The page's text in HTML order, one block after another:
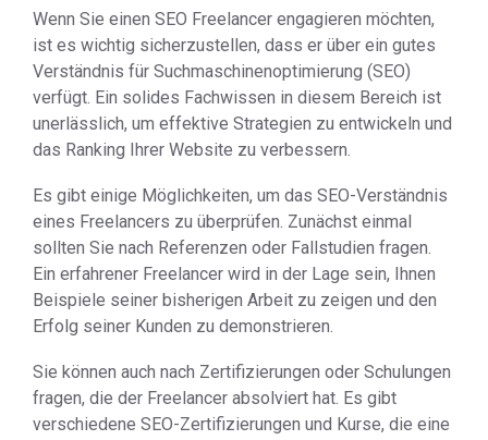
Wenn Sie einen SEO Freelancer engagieren möchten,
ist es wichtig sicherzustellen, dass er über ein gutes
Verständnis für Suchmaschinenoptimierung (SEO)
verfügt. Ein solides Fachwissen in diesem Bereich ist
unerlässlich, um effektive Strategien zu entwickeln und
das Ranking Ihrer Website zu verbessern.
Es gibt einige Möglichkeiten, um das SEO-Verständnis
eines Freelancers zu überprüfen. Zunächst einmal
sollten Sie nach Referenzen oder Fallstudien fragen.
Ein erfahrener Freelancer wird in der Lage sein, Ihnen
Beispiele seiner bisherigen Arbeit zu zeigen und den
Erfolg seiner Kunden zu demonstrieren.
Sie können auch nach Zertifizierungen oder Schulungen
fragen, die der Freelancer absolviert hat. Es gibt
verschiedene SEO-Zertifizierungen und Kurse, die eine